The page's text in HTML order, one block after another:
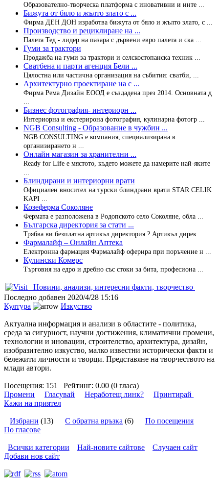
Образователно-творческа платформа с иновативни и инте ...
Бижута от бяло и жълто злато с ...
Фирма ДЕН ДОН изработва бижута от бяло и жълто злато, с ...
Производство и рециклиране на ...
Палета Тед - лидер на пазара с дървени евро палета и ска ...
Гуми за трактори
Продажба на гуми за трактори и селскостопанска техник ...
Сватбена и парти агенция Бели ...
Цялостна или частична организация на събития: сватби, ...
Архитектурно проектиране на с ...
Фирма Рема Дизайн ЕООД е създадена през 2014. Основната д
Бизнес фотография- интериорн ...
Интериорна и екстерирона фотография, кулинарна фотогр ...
NGB Consulting - Образование в чужбин ...
NGB CONSULTING е компания, специализирана в
организирането н ...
Онлайн магазин за хранителни ...
Ready for Life е мястото, където можете да намерите най-яките
Блиндирани и интериорни врати
Официален вносител на турски блиндрани врати STAR CELIK
KAPI ...
Козеферма Соколяне
Фермата е разположена в Родопското село Соколяне, обла ...
Българска директория за стати ...
Трябва ви безплатна артикъл директория ? Артикъл дирек ...
Фармалайф – Онлайн Аптека
Електронна фармация Фармалайф оферира при поръчение н ...
Кулински Комерс
Търговия на едро и дребно със стоки за бита, професиона ...
Новини, анализи, интересни факти, творчество
Последно добавен 2020/4/28 15:16
Култура
Изкуство
Актуална информация и анализи в областите - политика,
среда за сигурност, научни достижения, климатични промени,
технологии и иновации, строителство, архитектура, дизайн,
изобразително изкуство, малко известни исторически факти и
бележити личности и творци. Представяне на творчеството на
млади автори.
Посещения: 151 Рейтинг: 0.00 (0 гласа)
Промени
Гласувай Неработещ линк?
Принтирай
Кажи на приятел
Избрани (13) С обратна връзка (6) По посещения
По гласове
Всички категории Най-новите сайтове
Случаен сайт
Добави нов сайт